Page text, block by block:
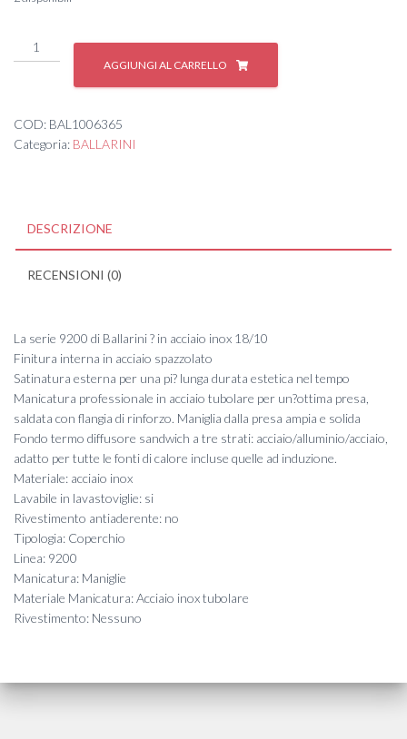
Coperchio
28
quantità
AGGIUNGI AL CARRELLO
COD: BAL1006365
Categoria: BALLARINI
DESCRIZIONE
RECENSIONI (0)
La serie 9200 di Ballarini ? in acciaio inox 18/10
Finitura interna in acciaio spazzolato
Satinatura esterna per una pi? lunga durata estetica nel tempo
Manicatura professionale in acciaio tubolare per un?ottima presa,
saldata con flangia di rinforzo. Maniglia dalla presa ampia e solida
Fondo termo diffusore sandwich a tre strati: acciaio/alluminio/acciaio,
adatto per tutte le fonti di calore incluse quelle ad induzione.
Materiale: acciaio inox
Lavabile in lavastoviglie: si
Rivestimento antiaderente: no
Tipologia: Coperchio
Linea: 9200
Manicatura: Maniglie
Materiale Manicatura: Acciaio inox tubolare
Rivestimento: Nessuno